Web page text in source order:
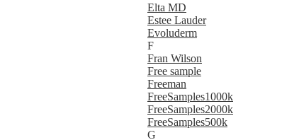
Elta MD
Estee Lauder
Evoluderm
F
Fran Wilson
Free sample
Freeman
FreeSamples1000k
FreeSamples2000k
FreeSamples500k
G